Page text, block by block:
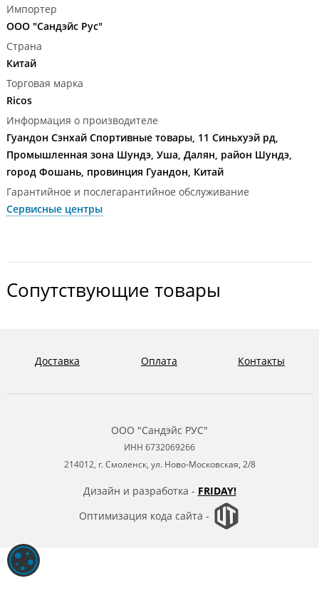
Импортер
ООО "Сандэйс Рус"
Страна
Китай
Торговая марка
Ricos
Информация о производителе
Гуандон Сэнхай Спортивные товары, 11 Синьхуэй рд,
Промышленная зона Шундэ, Уша, Далян, район Шундэ,
город Фошань, провинция Гуандон, Китай
Гарантийное и послегарантийное обслуживание
Сервисные центры
Сопутствующие товары
ООО "Сандэйс РУС"
ИНН 6732069266
214012, г. Смоленск, ул. Ново-Московская, 2/8
Дизайн и разработка - FRIDAY!
Оптимизация кода сайта -
Доставка Оплата Контакты
ОБРАБОТКА ФАЙЛОВ COOKIE